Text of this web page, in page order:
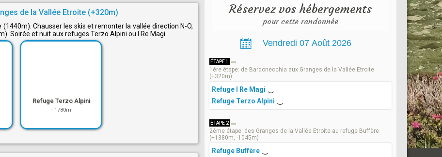
de la Vallée Etroite (+320m)
Chausser les skis et remonter la vallée direction N-O,
Soirée et nuit aux refuges Terzo Alpini ou I Re Magi.
Refuge Terzo Alpini
- 1780m
Réservez vos hébergements
pour cette randonnée
ÉTAPE 1
1ère étape: de Bardonecchia aux Granges de la Vallée Etroite
(+320m)
Refuge I Re Magi
Refuge Terzo Alpini
ÉTAPE 2
2ème étape: des Granges de la Vallée Etroite au refuge Buffère
(+1380m, -1045m)
Refuge Buffère